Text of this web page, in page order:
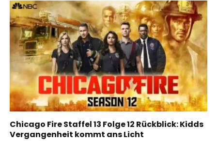
Chicago Fire Staffel 13 Folge 12 Rückblick: Kidds
Vergangenheit kommt ans Licht